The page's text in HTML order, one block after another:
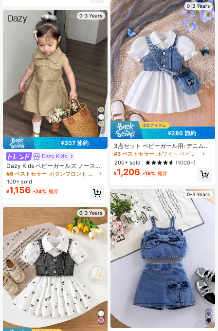
0-3 Years
7
¥357 節約
Dazy Kids
Dazy Kids ベビーガールズ ノースリ
ーブ カジュアル ミディ丈ワンピー
ス、夏用ベビーガールズ服
#6 ベストセラー
ボタンフロント ベビーガールのドレス
100+ sold
¥1,156 -24% 概算
0-3 Years
0-3 Years
¥280 節約
3点セット ベビーガール用: デニムク
ロップドベストジャケット、無地ポ
ロカラー パフスリーブ ギャザーウエ
ストドレス、デニムリボン装飾クロ
スボディバッグ
#3 ベストセラー
ホワイト ベビーガールのドレス
200+ sold
(1000+)
¥1,206 -19% 概算
0-3 Years